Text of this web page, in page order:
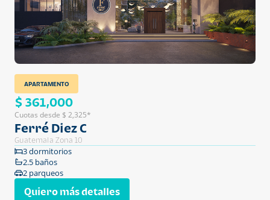
APARTAMENTO
$ 361,000
Cuotas desde $ 2,325*
Ferré Diez C
Guatemala Zona 10
3 dormitorios
2.5 baños
2 parqueos
Quiero más detalles